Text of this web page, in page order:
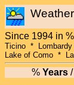
Since 1994 in
Ticino * Lombardy
Lake of Como *
% Years